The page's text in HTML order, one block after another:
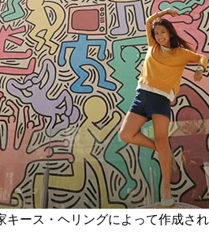
キース・ヘリングによって作成され